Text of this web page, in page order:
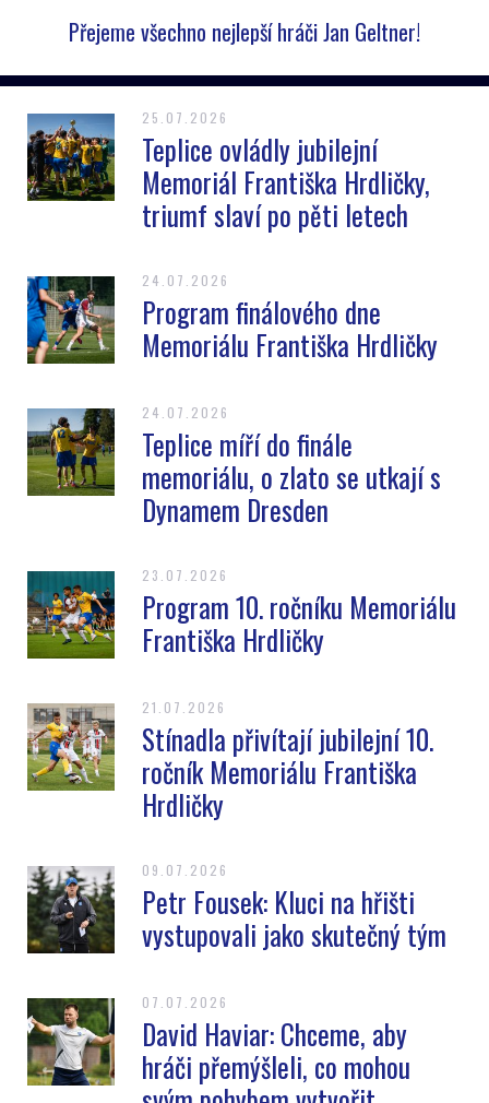
Přejeme všechno nejlepší hráči Jan Geltner!
25.07.2026
Teplice ovládly jubilejní
Memoriál Františka Hrdličky,
triumf slaví po pěti letech
24.07.2026
Program finálového dne
Memoriálu Františka Hrdličky
24.07.2026
Teplice míří do finále
memoriálu, o zlato se utkají s
Dynamem Dresden
23.07.2026
Program 10. ročníku Memoriálu
Františka Hrdličky
21.07.2026
Stínadla přivítají jubilejní 10.
ročník Memoriálu Františka
Hrdličky
09.07.2026
Petr Fousek: Kluci na hřišti
vystupovali jako skutečný tým
07.07.2026
David Haviar: Chceme, aby
hráči přemýšleli, co mohou